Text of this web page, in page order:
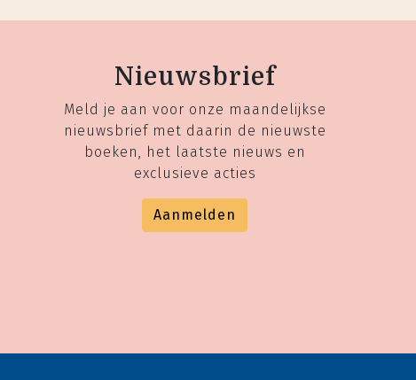
Nieuwsbrief
Meld je aan voor onze maandelijkse
nieuwsbrief met daarin de nieuwste
boeken, het laatste nieuws en
exclusieve acties
Aanmelden